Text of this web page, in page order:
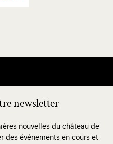
newsletter
nouvelles du château de
des événements en cours et